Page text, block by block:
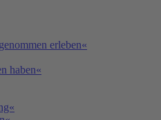
erleben«
haben«